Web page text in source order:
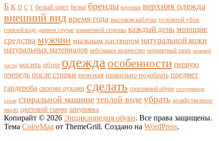
Б К П С Т белый цвет белье бренды верхняя верхняя одежда
внешний вид время года высоком каблуке головной убор
горячей воде данном случае изнаночной стороны каждый день моющие
средства мужчин мыльным раствором натуральной кожи
натуральных материалов небольшое количество неприятный запах нижней
части носить обзор одежда особенности первую
очередь после стирки поясная правильно подобрать предмет
гардероба своими руками сделать спортивной обуви спортивном
стиле стиральной машине теплой воде убрать хозяйственное
мыло цветовой гамме шнуровка
Копирайт © 2026 Энциклопедия обуви. Все права защищены.
Тема ColorMag от ThemeGrill. Создано на WordPress.